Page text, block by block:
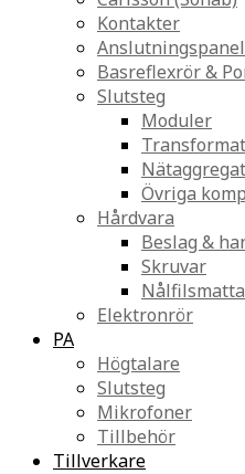
Kontakter
Basreflexrör &
Slutsteg
Moduler
Nätaggregat
Övriga
Hårdvara
Beslag &
Skruvar
Elektronrör
PA
Högtalare
Slutsteg
Mikrofoner
Tillbehör
Tillverkare